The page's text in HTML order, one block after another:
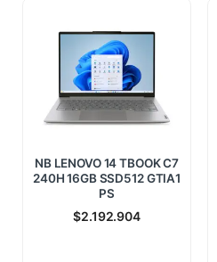
NB LENOVO 14 TBOOK C7
240H 16GB SSD512 GTIA1
PS
$2.192.904